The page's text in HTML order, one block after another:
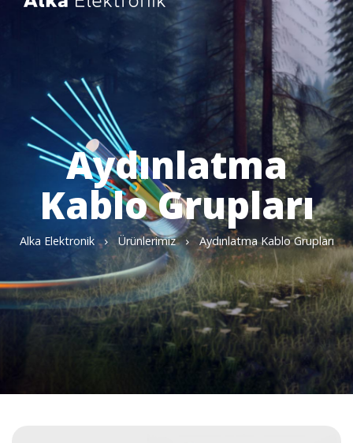
Aydınlatma
Kablo Grupları
Alka Elektronik Ürünlerimiz Aydınlatma Kablo Grupları